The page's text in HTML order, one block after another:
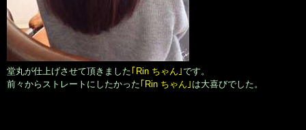
堂丸が仕上げさせて頂きました｢Rin ちゃん｣です。
前々からストレートにしたかった｢Rin ちゃん｣ は大喜びでした。